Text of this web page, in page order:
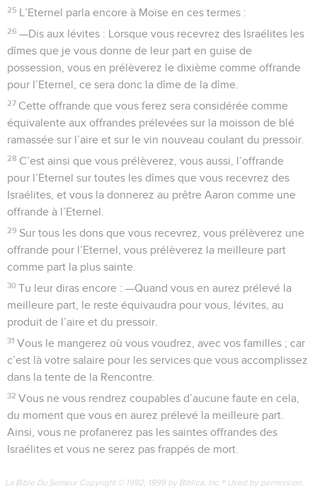
25 L’Eternel parla encore à Moïse en ces termes :
26 —Dis aux lévites : Lorsque vous recevrez des Israélites les
dîmes que je vous donne de leur part en guise de
possession, vous en prélèverez le dixième comme offrande
pour l’Eternel, ce sera donc la dîme de la dîme.
27 Cette offrande que vous ferez sera considérée comme
équivalente aux offrandes prélevées sur la moisson de blé
ramassée sur l’aire et sur le vin nouveau coulant du pressoir.
28 C’est ainsi que vous prélèverez, vous aussi, l’offrande
pour l’Eternel sur toutes les dîmes que vous recevrez des
Israélites, et vous la donnerez au prêtre Aaron comme une
offrande à l’Eternel.
29 Sur tous les dons que vous recevrez, vous prélèverez une
offrande pour l’Eternel, vous prélèverez la meilleure part
comme part la plus sainte.
30 Tu leur diras encore : —Quand vous en aurez prélevé la
meilleure part, le reste équivaudra pour vous, lévites, au
produit de l’aire et du pressoir.
31 Vous le mangerez où vous voudrez, avec vos familles ; car
c’est là votre salaire pour les services que vous accomplissez
dans la tente de la Rencontre.
32 Vous ne vous rendrez coupables d’aucune faute en cela,
du moment que vous en aurez prélevé la meilleure part.
Ainsi, vous ne profanerez pas les saintes offrandes des
Israélites et vous ne serez pas frappés de mort.
La Bible Du Semeur Copyright © 1992, 1999 by Biblica, Inc.® Used by permission.